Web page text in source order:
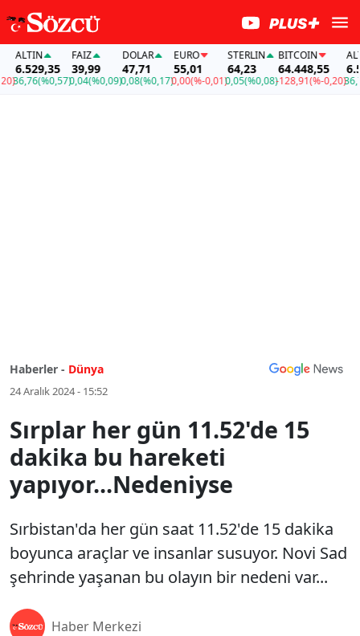
ALTIN
6.529,35
36,76(%0,57)
FAİZ
39,99
0,04(%0,09)
DOLAR
47,71
0,08(%0,17)
EURO
55,01
0,00(%-0,01)
STERLIN
64,23
0,05(%0,08)
BITCOIN
64.448,55
-128,91(%-0,20)36,76
Haberler - Dünya
24 Aralık 2024 - 15:52
Sırplar her gün 11.52'de 15
dakika bu hareketi
yapıyor...Nedeniyse
Sırbistan'da her gün saat 11.52'de 15 dakika
boyunca araçlar ve insanlar susuyor. Novi Sad
şehrinde yaşanan bu olayın bir nedeni var...
Haber Merkezi